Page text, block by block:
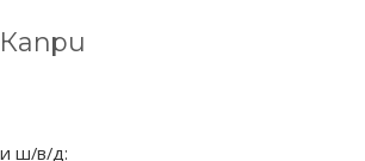
ш/в/д: